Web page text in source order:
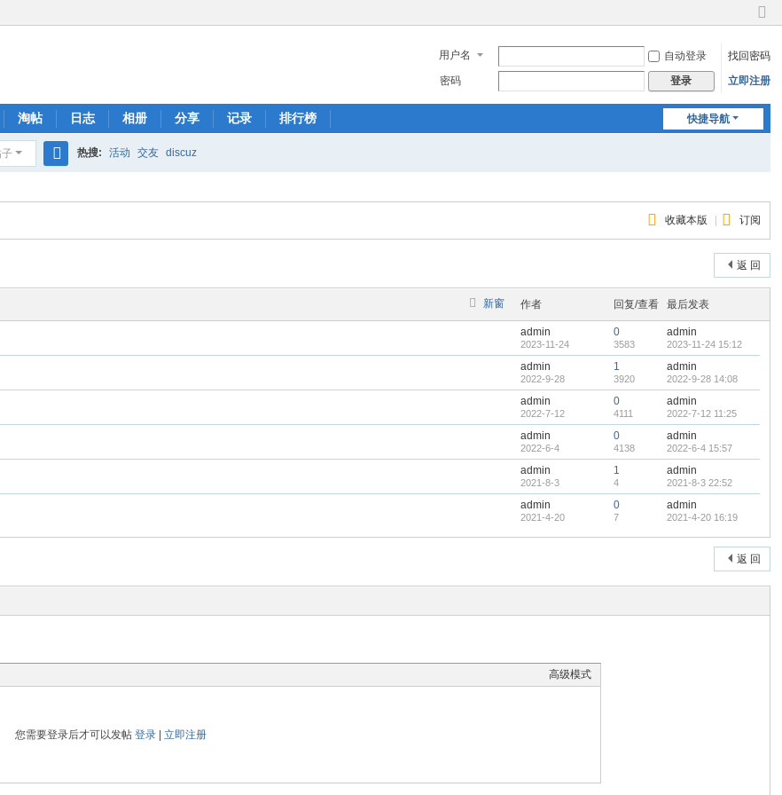
切
到
窄
用户名 自动登录
找回密码
密码
登录 立即注册
快捷导航
淘帖 日志 相册 分享 记录 排行榜
子
索
热搜: 活动 交友 discuz
收藏本版 订阅
返 回
新窗 作者 回复/查看 最后发表
admin
2023-11-24
0
3583
admin
2023-11-24 15:12
admin
2022-9-28
1
3920
admin
2022-9-28 14:08
admin
2022-7-12
0
4111
admin
2022-7-12 11:25
admin
2022-6-4
0
4138
admin
2022-6-4 15:57
admin
2021-8-3
1
4
admin
2021-8-3 22:52
admin
2021-4-20
0
7
admin
2021-4-20 16:19
返 回
高级模式
您需要登录后才可以发帖 登录| 立即注册